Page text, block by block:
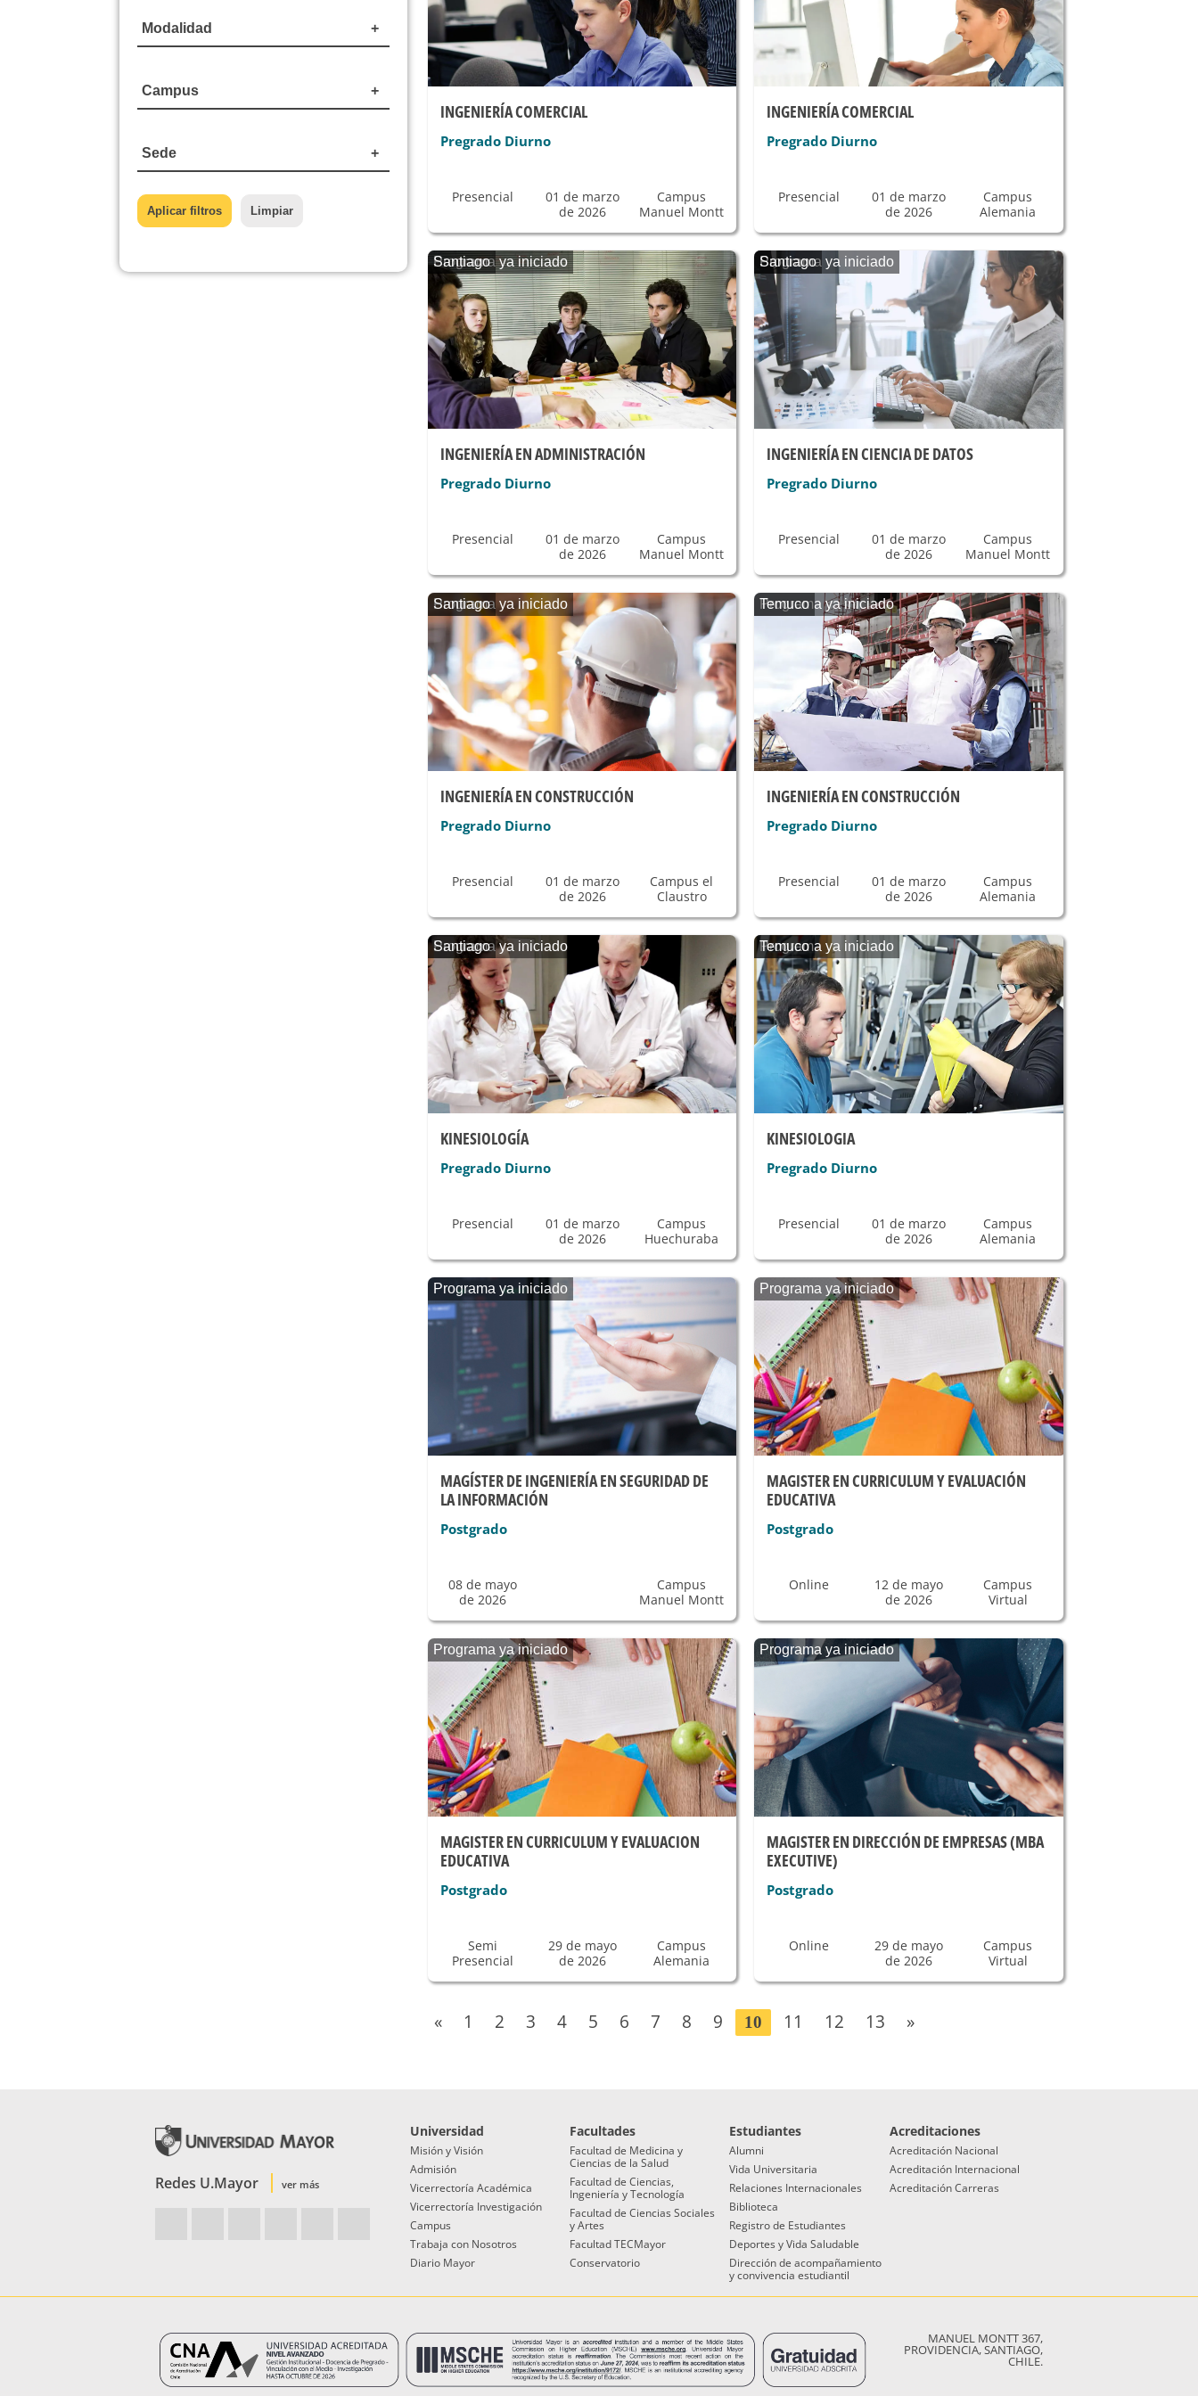
Modalidad
Campus
Sede
Aplicar filtros Limpiar
INGENIERÍA COMERCIAL
Pregrado Diurno
Presencial
01 de marzo
de 2026
Campus
Manuel Montt
INGENIERÍA COMERCIAL
Pregrado Diurno
Presencial
01 de marzo
de 2026
Campus
Alemania
Programa ya iniciado
Santiago
INGENIERÍA EN ADMINISTRACIÓN
Pregrado Diurno
Presencial
01 de marzo
de 2026
Campus
Manuel Montt
Programa ya iniciado
Santiago
INGENIERÍA EN CIENCIA DE DATOS
Pregrado Diurno
Presencial
01 de marzo
de 2026
Campus
Manuel Montt
Programa ya iniciado
Santiago
INGENIERÍA EN CONSTRUCCIÓN
Pregrado Diurno
Presencial
01 de marzo
de 2026
Campus el
Claustro
Programa ya iniciado
Temuco
INGENIERÍA EN CONSTRUCCIÓN
Pregrado Diurno
Presencial
01 de marzo
de 2026
Campus
Alemania
Programa ya iniciado
Santiago
KINESIOLOGÍA
Pregrado Diurno
Presencial
01 de marzo
de 2026
Campus
Huechuraba
Programa ya iniciado
Temuco
KINESIOLOGIA
Pregrado Diurno
Presencial
01 de marzo
de 2026
Campus
Alemania
Programa ya iniciado
MAGÍSTER DE INGENIERÍA EN SEGURIDAD DE
LA INFORMACIÓN
Postgrado
08 de mayo
de 2026
Campus
Manuel Montt
Programa ya iniciado
MAGISTER EN CURRICULUM Y EVALUACIÓN
EDUCATIVA
Postgrado
Online
12 de mayo
de 2026
Campus
Virtual
Programa ya iniciado
MAGISTER EN CURRICULUM Y EVALUACION
EDUCATIVA
Postgrado
Semi
Presencial
29 de mayo
de 2026
Campus
Alemania
Programa ya iniciado
MAGISTER EN DIRECCIÓN DE EMPRESAS (MBA
EXECUTIVE)
Postgrado
Online
29 de mayo
de 2026
Campus
Virtual
« 1 2 3 4 5 6 7 8 9 10 11 12 13 »
Redes U.Mayor ver más
Universidad
Misión y Visión
Admisión
Vicerrectoría Académica
Vicerrectoría Investigación
Campus
Trabaja con Nosotros
Diario Mayor
Facultades
Facultad de Medicina y
Ciencias de la Salud
Facultad de Ciencias,
Ingeniería y Tecnología
Facultad de Ciencias Sociales
y Artes
Facultad TECMayor
Conservatorio
Estudiantes
Alumni
Vida Universitaria
Relaciones Internacionales
Biblioteca
Registro de Estudiantes
Deportes y Vida Saludable
Dirección de acompañamiento
y convivencia estudiantil
Acreditaciones
Acreditación Nacional
Acreditación Internacional
Acreditación Carreras
MANUEL MONTT 367,
PROVIDENCIA, SANTIAGO,
CHILE.